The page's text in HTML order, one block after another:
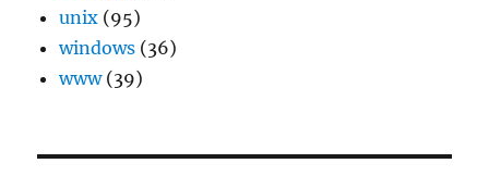
unix (95)
windows (36)
www(39)